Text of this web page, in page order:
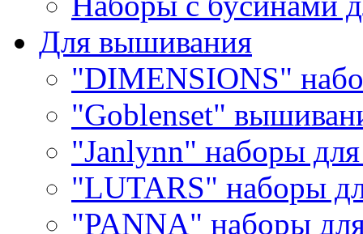
Для вышивания
"DIMENSIONS"
"Goblenset"
"Janlynn" наборы
"LUTARS" наборы
"PANNA" наборы